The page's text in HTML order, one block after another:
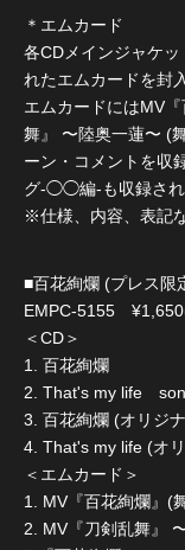
＊エムカード
各CDメインジャケ
れたエムカードを封入
エムカードにはMV
舞』 〜陸奥一蓮〜 (
ーン・コメントを収
グ-◯◯編-も収録され
※仕様、内容、表記
■百花絢爛 (プレス限
EMPC-5155
＜CD＞
1. 百花絢爛
2. That's my life
3. 百花絢爛 (オリジ
4. That's my life (オ
＜エムカード＞
1. MV『百花絢爛』(
2. MV『刀剣乱舞』